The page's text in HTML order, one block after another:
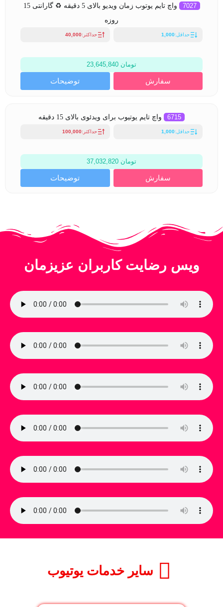
7027
واچ تایم یوتوب زمان ویدیو بالای 5 دقیقه ♻ گارانتی 15
روزه
حداقل:1,000 حداکثر:40,000
تومان 23,645,840
سفارش توضیحات
6715 واچ تایم یوتیوب برای ویدئوی بالای 15 دقیقه
حداقل:1,000 حداکثر:100,000
تومان 37,032,820
سفارش توضیحات
ویس رضایت کاربران عزیزمان
سایر خدمات یوتیوب